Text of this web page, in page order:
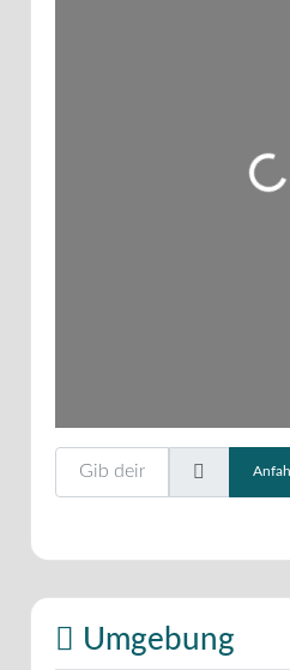
Wird
Gib deinen Standort ein.
Umgebung